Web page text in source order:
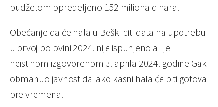
budžetom opredeljeno 152 miliona dinara.
Obećanje da će hala u Beški biti data na upotrebu
u prvoj polovini 2024. nije ispunjeno ali je
neistinom izgovorenom 3. aprila 2024. godine Gak
obmanuo javnost da iako kasni hala će biti gotova
pre vremena.